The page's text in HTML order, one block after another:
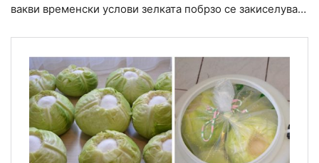
вакви временски услови зелката побрзо се закиселува…